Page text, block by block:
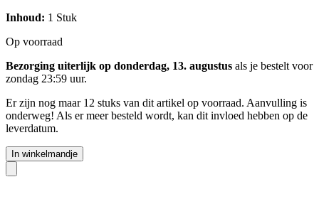
Inhoud: 1 Stuk
Op voorraad
Bezorging uiterlijk op donderdag, 13. augustus als je bestelt voor
zondag 23:59 uur.
Er zijn nog maar 12 stuks van dit artikel op voorraad. Aanvulling is
onderweg! Als er meer besteld wordt, kan dit invloed hebben op de
leverdatum.
In winkelmandje